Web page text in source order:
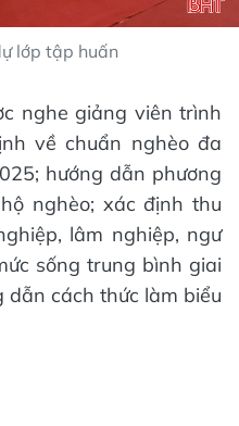
lớp tập huấn
nghe giảng viên trình
về chuẩn nghèo đa
hướng dẫn phương
nghèo; xác định thu
lâm nghiệp, ngư
sống trung bình giai
cách thức làm biểu